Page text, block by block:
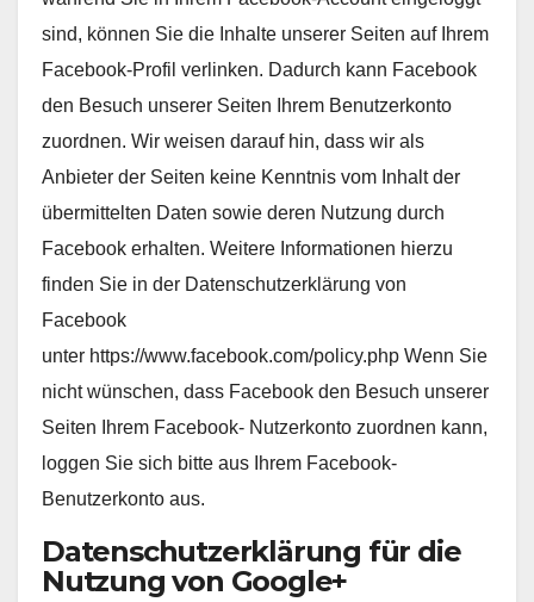
sind, können Sie die Inhalte unserer Seiten auf Ihrem
Facebook-Profil verlinken. Dadurch kann Facebook
den Besuch unserer Seiten Ihrem Benutzerkonto
zuordnen. Wir weisen darauf hin, dass wir als
Anbieter der Seiten keine Kenntnis vom Inhalt der
übermittelten Daten sowie deren Nutzung durch
Facebook erhalten. Weitere Informationen hierzu
finden Sie in der Datenschutzerklärung von
Facebook
unter https://www.facebook.com/policy.php Wenn Sie
nicht wünschen, dass Facebook den Besuch unserer
Seiten Ihrem Facebook- Nutzerkonto zuordnen kann,
loggen Sie sich bitte aus Ihrem Facebook-
Benutzerkonto aus.
Datenschutzerklärung für die
Nutzung von Google+